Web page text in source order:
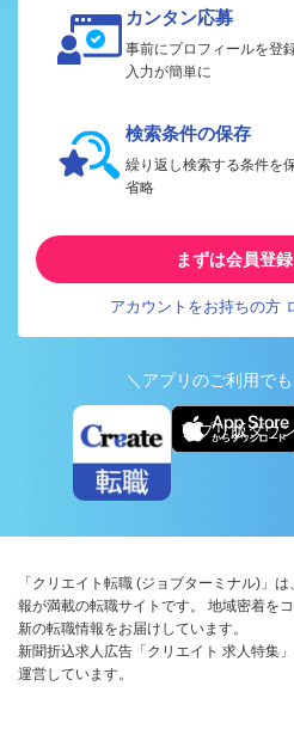
カンタン応募
事前にプロフィールを登
入力が簡単に
検索条件の保存
繰り返し検索する条件を
省略
まずは会員登録
アカウントをお持ちの方
＼アプリのご利用で
アプリ版ダウ
「クリエイト転職 (ジョブターミナル)」
報が満載の転職サイトです。 地域密着を
新の転職情報をお届けしています。
新聞折込求人広告「クリエイト 求人特集
運営しています。